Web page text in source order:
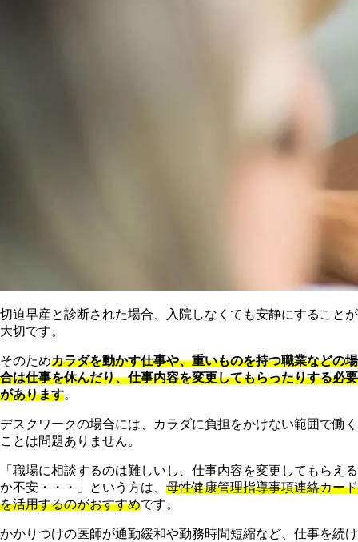
切迫早産と診断された場合、入院しなくても安静にすることが
大切です。
そのためカラダを動かす仕事や、重いものを持つ職業などの場
合は仕事を休んだり、仕事内容を変更してもらったりする必要
があります。
デスクワークの場合には、カラダに負担をかけない範囲で働く
ことは問題ありません。
「職場に相談するのは難しいし、仕事内容を変更してもらえる
か不安・・・」という方は、 母性健康管理指導事項連絡カード
を活用するのがおすすめです。
かかりつけの医師が通勤緩和や勤務時間短縮など、仕事を続け